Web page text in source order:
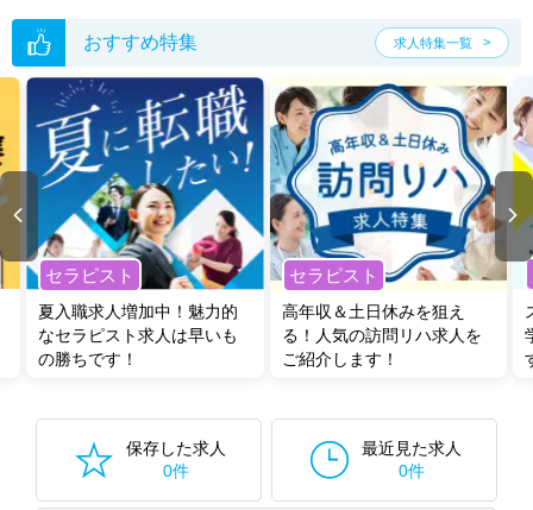
おすすめ特集 求人特集一覧
セラピスト
夏入職求人増加中！魅力的
なセラピスト求人は早いも
の勝ちです！
セラピスト
高年収＆土日休みを狙え
る！人気の訪問リハ求人を
ご紹介します！
保存した求人
0件
最近見た求人
0件